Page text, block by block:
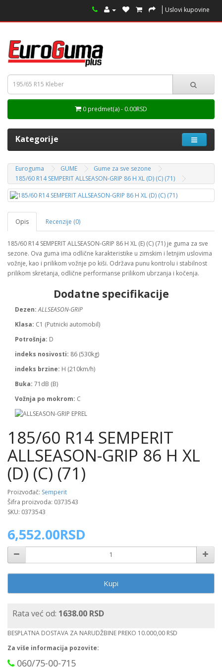
Uslovi kupovine
0 predmet(a) - 0.00RSD
Kategorije
Euroguma GUME
Gume za sve sezone
185/60 R14 SEMPERIT ALLSEASON-GRIP 86 H XL (D) (C) (71)
Opis Recenzije (0)
185/60 R14 SEMPERIT ALLSEASON-GRIP 86 H XL (E) (C) (71) je guma za sve
sezone. Ova guma ima odlične karakteristike u zimskim i letnjim uslovima
vožnje, kao i prilikom vožnje po kiši. Održava punu kontrolu i stabilnost
prilikom skretanja, odlične performanse prilikom ubrzanja i kočenja.
Dodatne specifikacije
Dezen:ALLSEASON-GRIP
Klasa: C1 (Putnicki automobil)
Potrošnja: D
indeks nosivosti: 86 (530kg)
indeks brzine: H (210km/h)
Buka: 71dB (B)
Vožnja po mokrom: C
185/60 R14 SEMPERIT
ALLSEASON-GRIP 86 H XL
(D) (C) (71)
Proizvođač: Semperit
Šifra proizvoda: 0373543
SKU: 0373543
6,552.00RSD
Kupi
Rata već od: 1638.00 RSD
BESPLATNA DOSTAVA ZA NARUDŽBINE PREKO 10.000,00 RSD
Za više informacija pozovite:
060/75-00-715